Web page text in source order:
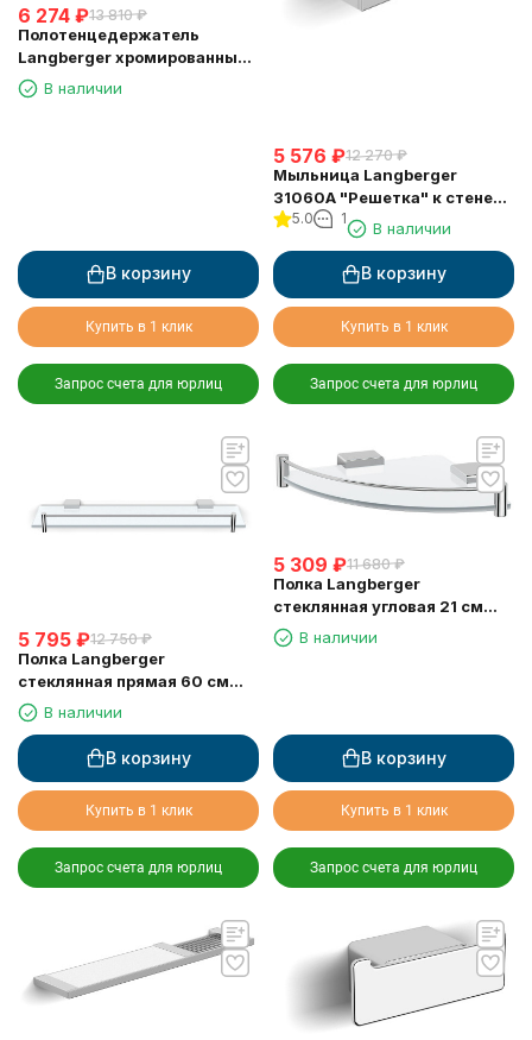
6 274 ₽13 810 ₽
Полотенцедержатель
Langberger хромированный
к стене двойной поворотный
11308A
В наличии
В корзину
Купить в 1 клик
Запрос счета для юрлиц
5 576 ₽12 270 ₽
Мыльница Langberger
31060A "Решетка" к стене
хромированная
5.0 1
В наличии
В корзину
Купить в 1 клик
Запрос счета для юрлиц
5 795 ₽12 750 ₽
Полка Langberger
стеклянная прямая 60 см
11351EВ наличии
В корзину
Купить в 1 клик
Запрос счета для юрлиц
5 309 ₽11 680 ₽
Полка Langberger
стеклянная угловая 21 см
11351FВ наличии
В корзину
Купить в 1 клик
Запрос счета для юрлиц